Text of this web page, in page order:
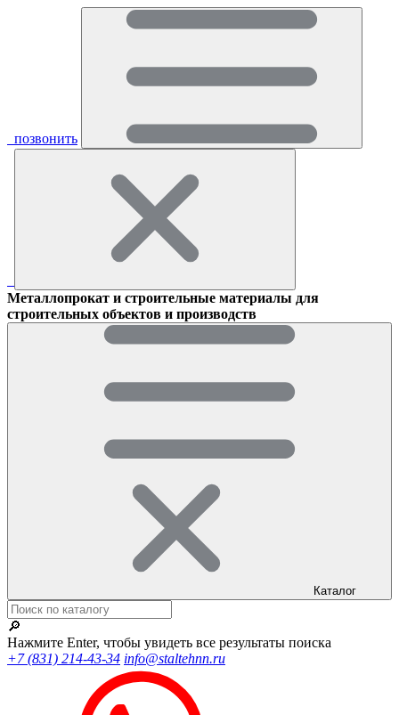
позвонить
Металлопрокат и строительные материалы для
строительных объектов и производств
Каталог
🔎
Нажмите Enter, чтобы увидеть все результаты поиска
+7 (831) 214-43-34 info@staltehnn.ru